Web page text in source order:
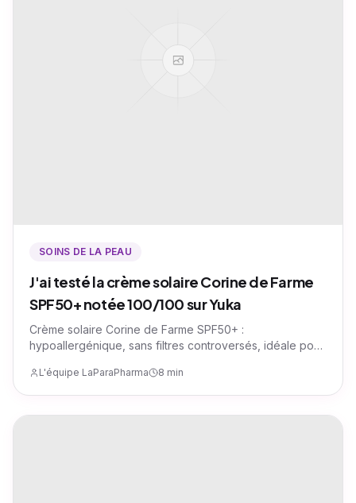
SOINS DE LA PEAU
J'ai testé la crème solaire Corine de Farme
SPF50+ notée 100/100 sur Yuka
Crème solaire Corine de Farme SPF50+ :
hypoallergénique, sans filtres controversés, idéale pour
notée 100/100 sur Yuka.
L'équipe LaParaPharma 8 min